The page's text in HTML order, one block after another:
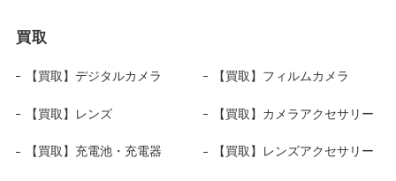
買取
【買取】デジタルカメラ 【買取】フィルムカメラ
【買取】レンズ 【買取】カメラアクセサリー
【買取】充電池・充電器 【買取】レンズアクセサリー